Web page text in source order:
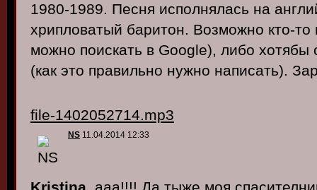
1980-1989. Песня исполнялась на
хрипловатый баритон. Возможно кто-то
можно поискать в Google), либо хотябы
(как это правильно нужно написать).
file-1402052714.mp3
NS 11.04.2014 12:33